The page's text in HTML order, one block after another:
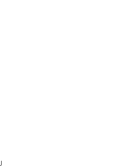
」